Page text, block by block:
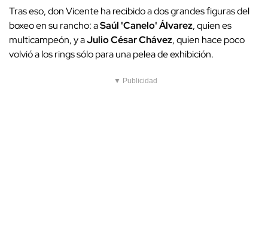
Tras eso, don Vicente ha recibido a dos grandes figuras del
boxeo en su rancho: aSaúl 'Canelo' Álvarez, quien es
multicampeón, y aJulio César Chávez, quien hace poco
volvió a los rings sólo para una pelea de exhibición.
▼ Publicidad